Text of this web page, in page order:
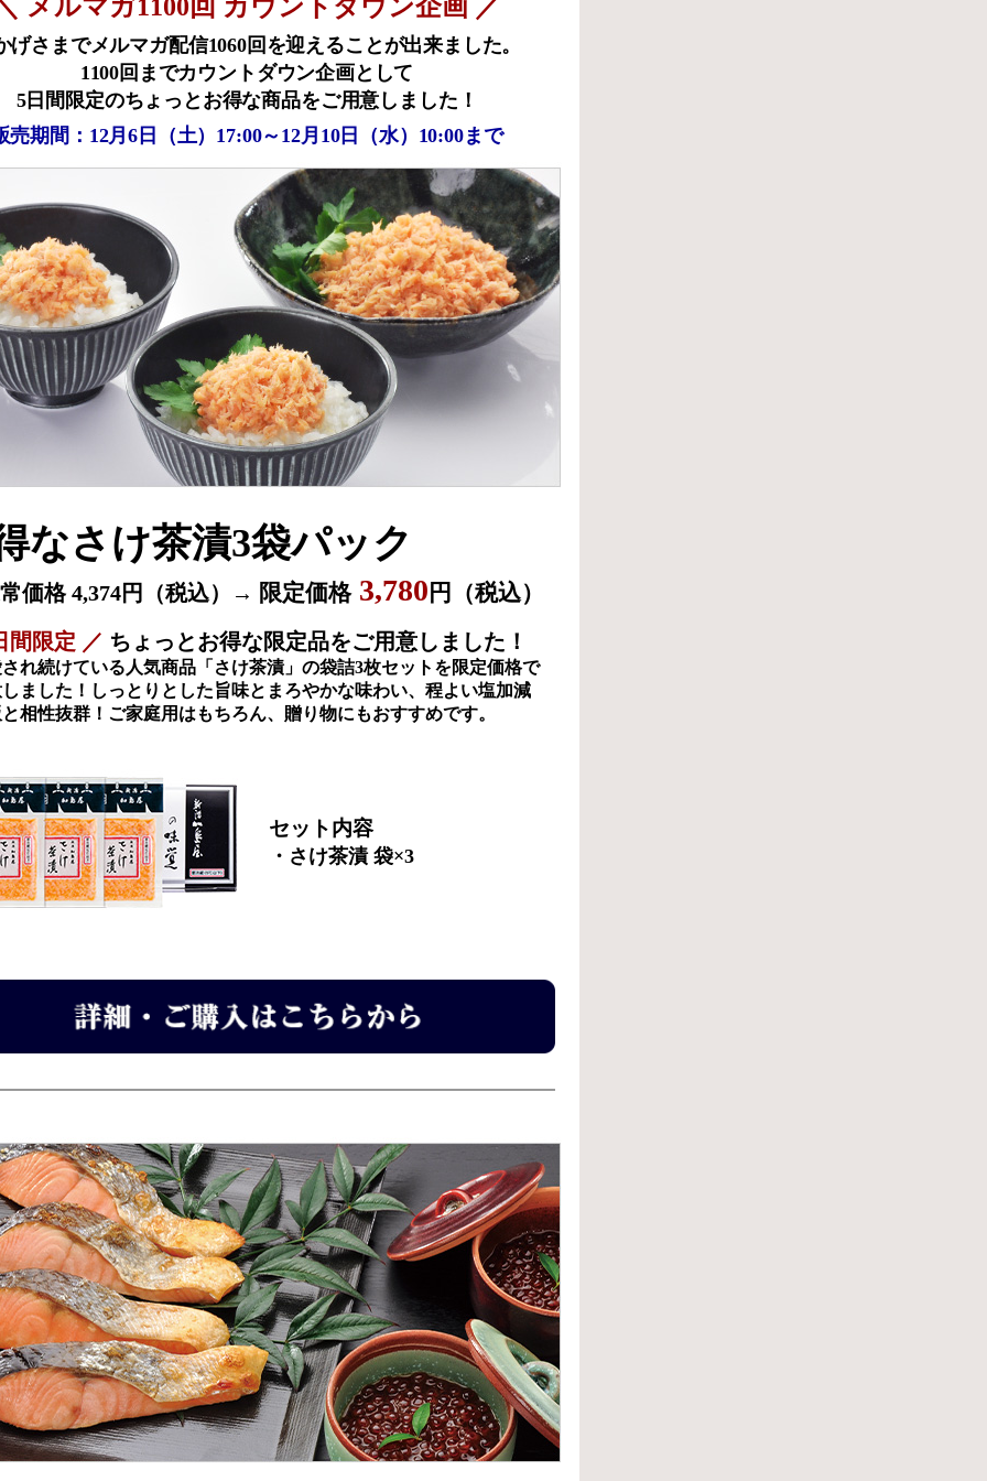
メルマガ1100回 カウントダウン企画 ／
げさまでメルマガ配信1060回を迎えることが出来ました。
1100回までカウントダウン企画として
5日間限定のちょっとお得な商品をご用意しました！
売期間：12月6日（土）17:00～12月10日（水）10:00まで
なさけ茶漬3袋パック
価格 4,374円（税込）→ 限定価格3,780 円（税込）
間限定 ／ ちょっとお得な限定品をご用意しました！
れ続けている人気商品「さけ茶漬」の袋詰3枚セットを限定価格で
ました！しっとりとした旨味とまろやかな味わい、程よい塩加減
相性抜群！ご家庭用はもちろん、贈り物にもおすすめです。
セット内容
・さけ茶漬 袋×3